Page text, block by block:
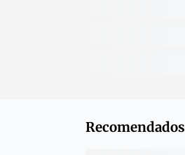
Recomendados